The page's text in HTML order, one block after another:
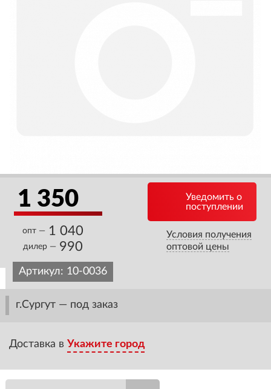
1 350
опт — 1 040
дилер — 990
Уведомить о
поступлении
Условия получения
оптовой цены
Артикул: 10-0036
г.Сургут — под заказ
Доставка в Укажите город